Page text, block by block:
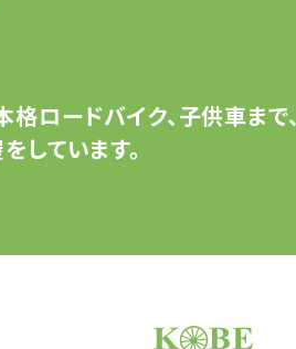
格ロードバイク、子供車まで、
しています。
サイクルショップナカ